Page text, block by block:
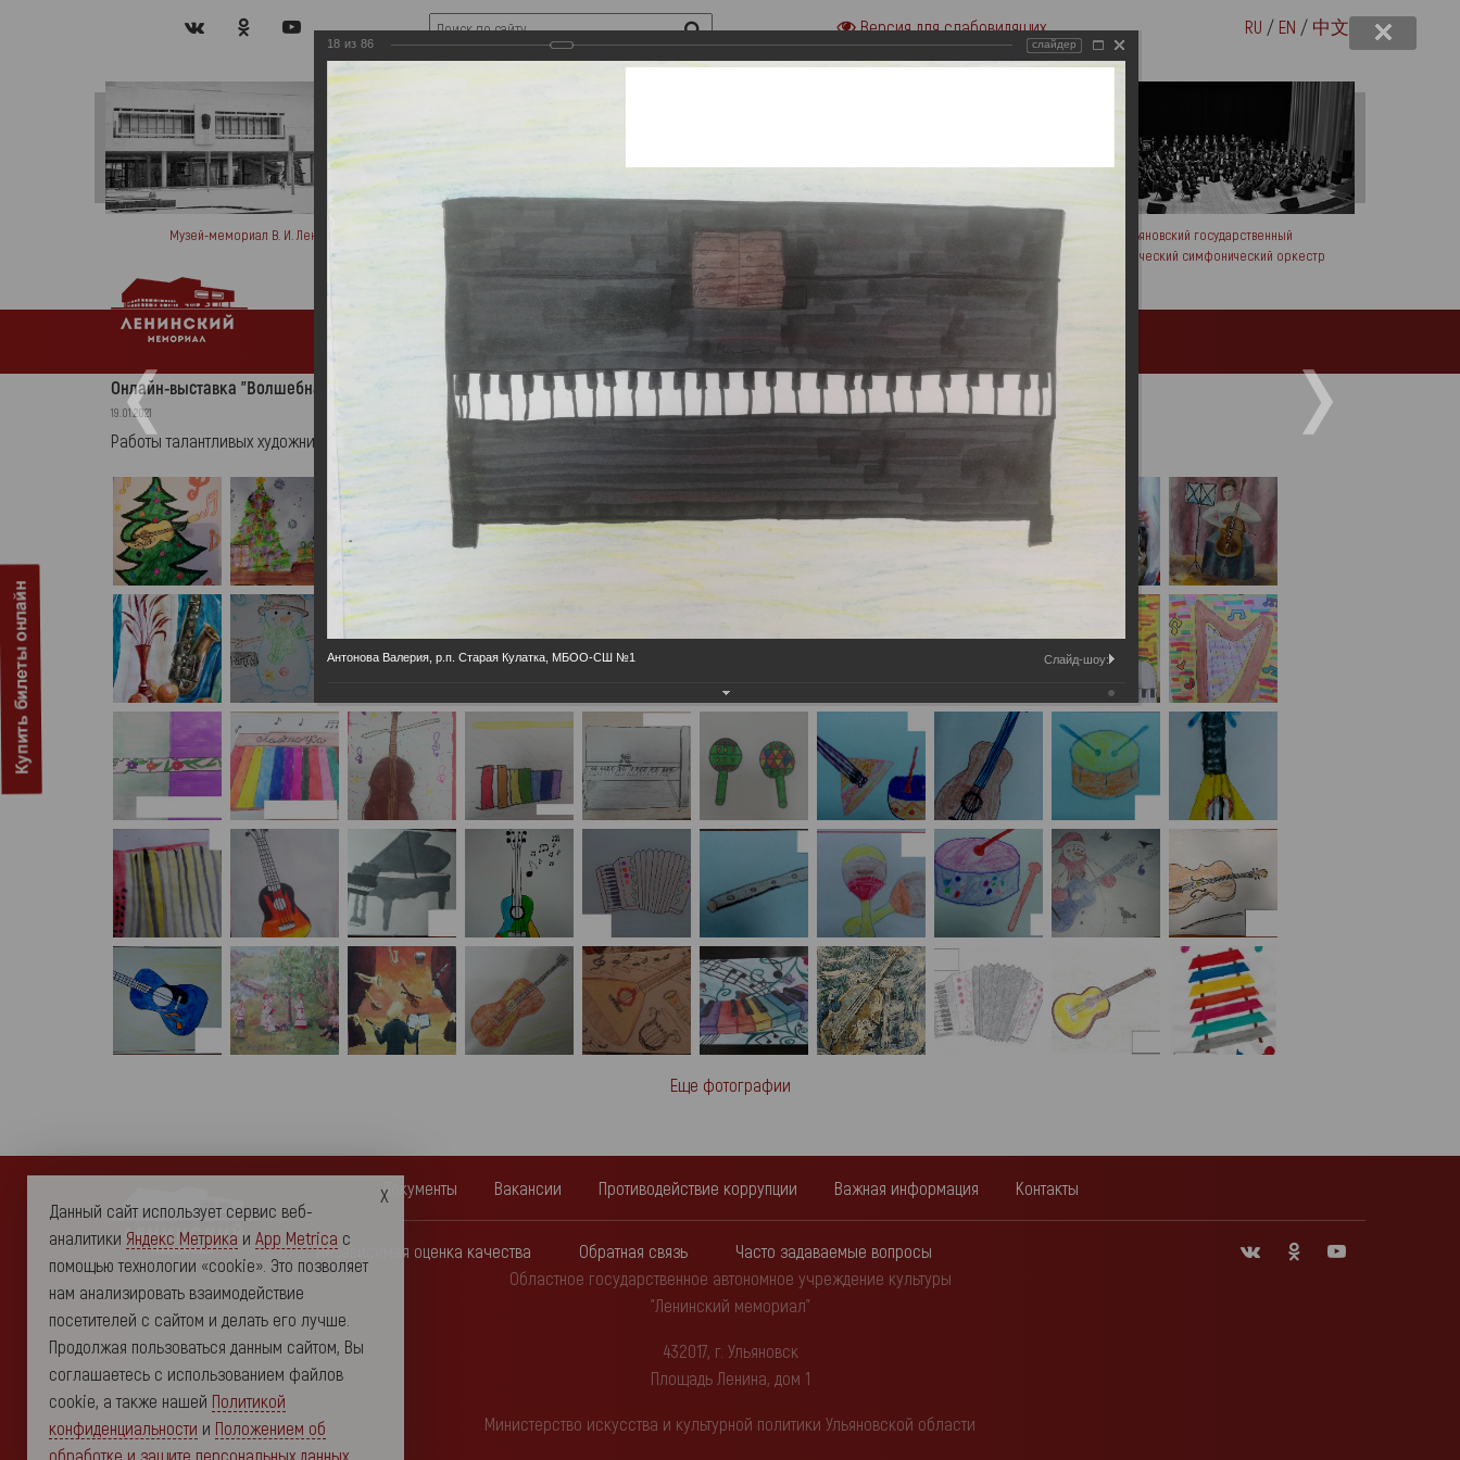
RU / EN / 中文
Версия для слабовидящих
Музей-мемориал В. И. Ленина
Мемориальные музеи семьи Ульяновых
«Дом-музей В. И.Ленина»
Ульяновский государственный
академический симфонический оркестр
Новости Выставки Онлайн выставки Филармония Посетителям
Онлайн-выставка "Волшебная кисть"
19.01.2021
Работы талантливых художников МО Ульяновской области.
Еще фотографии
Документы Вакансии Противодействие коррупции Важная информация Контакты
Независимая оценка качества Обратная связь
Часто задаваемые вопросы
Областное государственное автономное учреждение культуры
"Ленинский мемориал"
432017, г. Ульяновск
Площадь Ленина, дом 1
Министерство искусства и культурной политики Ульяновской области
Данный сайт использует сервис веб-
аналитики Яндекс Метрика и App Metrica с
помощью технологии «cookie». Это позволяет
нам анализировать взаимодействие
посетителей с сайтом и делать его лучше.
Продолжая пользоваться данным сайтом, Вы
соглашаетесь с использованием файлов
cookie, а также нашей Политикой
конфиденциальности и Положением об
обработке и защите персональных данных
18 из 86 слайдер
Антонова Валерия, р.п. Старая Кулатка, МБОО-СШ №1 Слайд-шоу: